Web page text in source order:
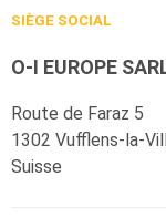
SIÈGE SOCIAL
O-I EUROPE
Route de Faraz 5
1302 Vufflens-la-
Suisse